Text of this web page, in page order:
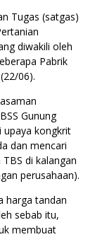
Tugas (satgas)
diwakili oleh
Pabrik
06).
Gunung
upaya kongkrit
dan mencari
di kalangan
perusahaan).
harga tandan
sebab itu,
membuat